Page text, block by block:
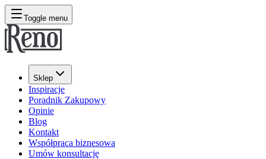
Toggle menu
Sklep
Inspiracje
Poradnik Zakupowy
Opinie
Blog
Kontakt
Współpraca biznesowa
Umów konsultację